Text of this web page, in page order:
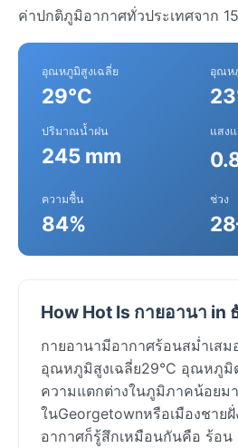
ค่าปกติภูมิอากาศทั่วประเทศจาก
อุณหภูมิสูงเฉลี่ย
29°C
อุณห
ปริมาณน้ำฝน
245 mm
แสง
ความชื้น
84%
ช่วง
How Hot Is กายอานา in
กายอานามีอากาศร้อนสม่ำเส
อุณหภูมิสูงเฉลี่ย29°C อุณหภูมิ
ความแตกต่างในภูมิภาคน้อยม
ในGeorgetownหรือเมืองชาย
อากาศก็รู้สึกเหมือนกันคือ ร้อน